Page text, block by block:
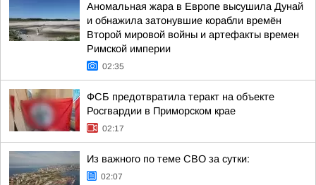
Аномальная жара в Европе высушила Дунай
и обнажила затонувшие корабли времён
Второй мировой войны и артефакты времен
Римской империи
02:35
ФСБ предотвратила теракт на объекте
Росгвардии в Приморском крае
02:17
Из важного по теме СВО за сутки:
02:07